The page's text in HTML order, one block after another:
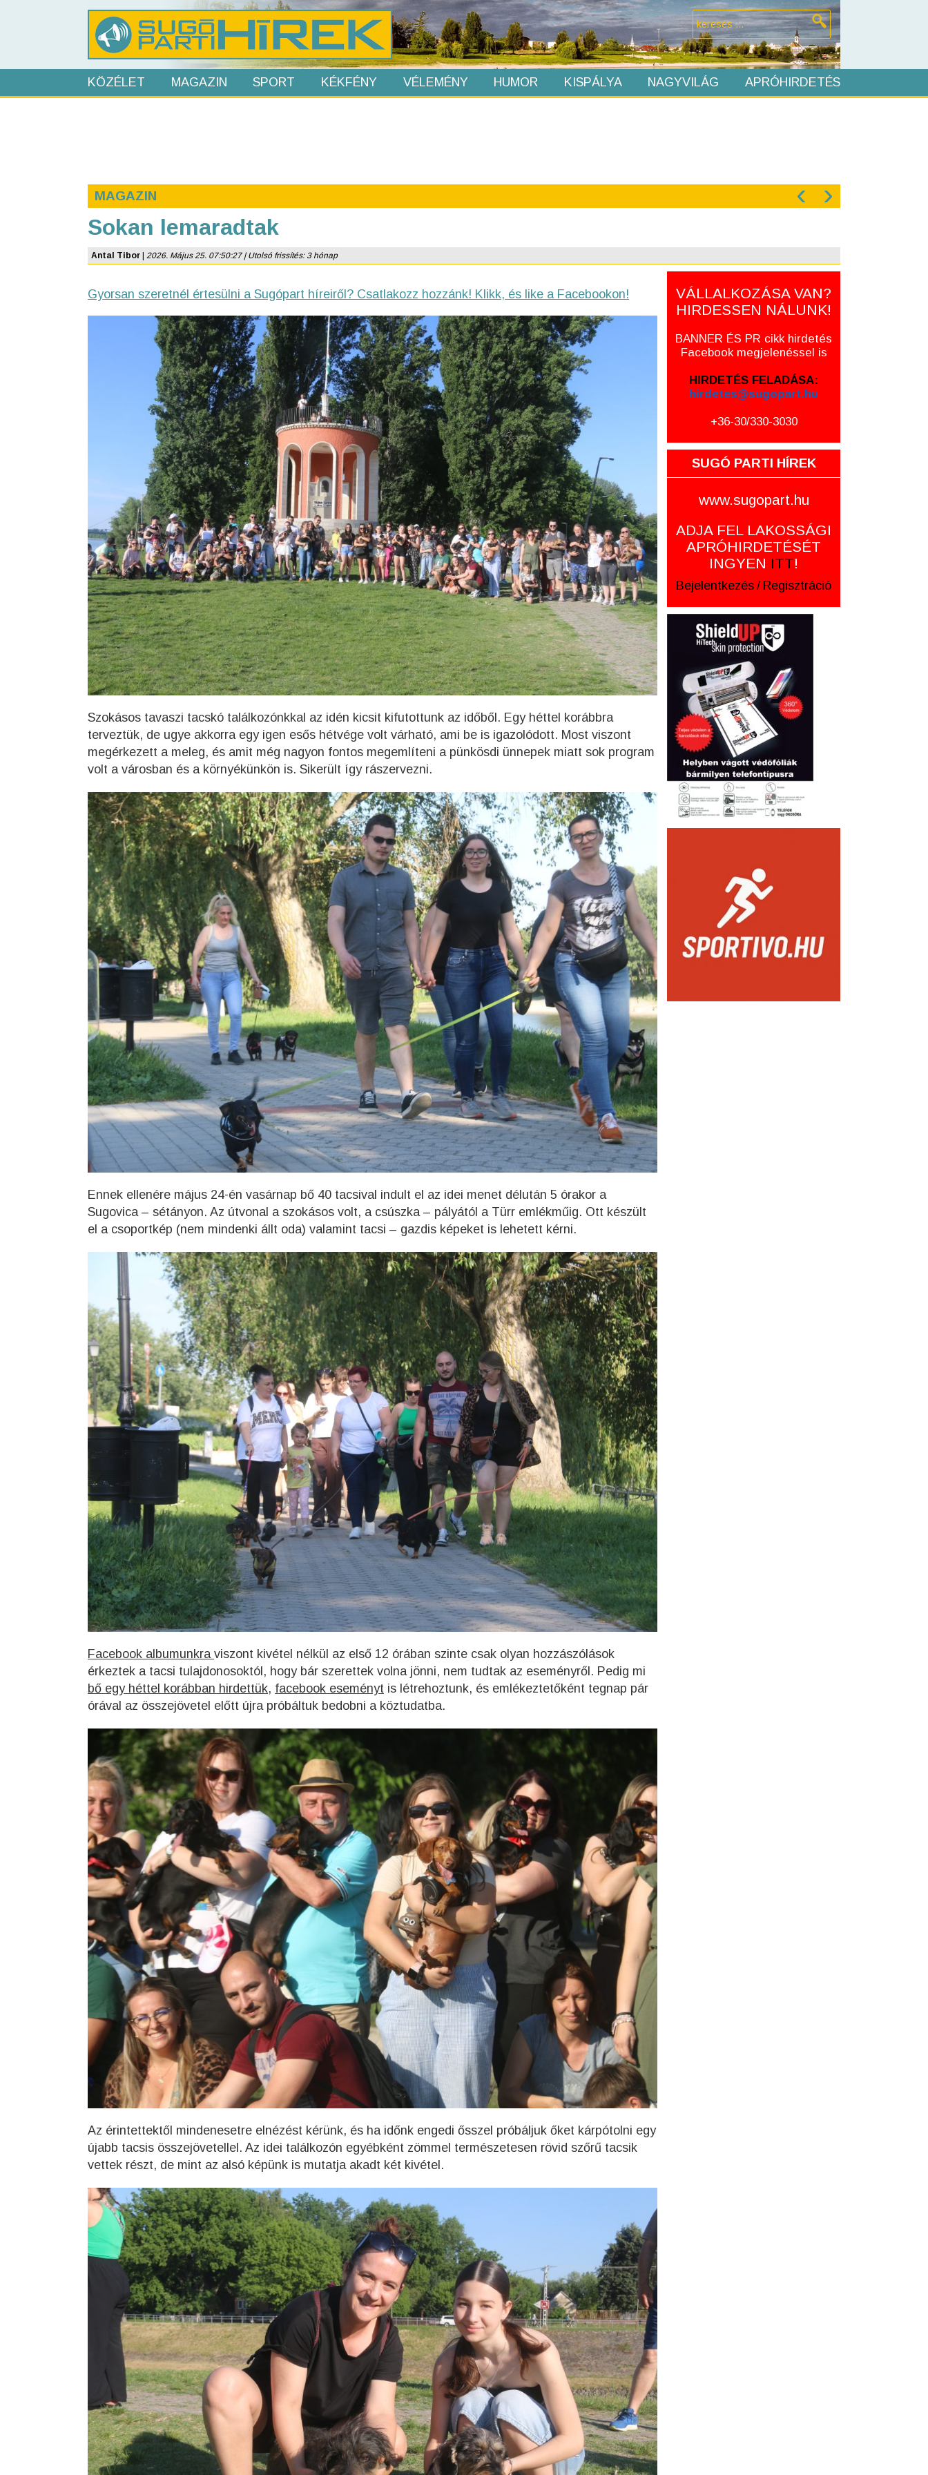
KÖZÉLET MAGAZIN SPORT KÉKFÉNY VÉLEMÉNY HUMOR KISPÁLYA NAGYVILÁG APRÓHIRDETÉS
MAGAZIN ‹ ›
Sokan lemaradtak
Antal Tibor 2026. Május 25. 07:50:27 | Utolsó frissítés: 3 hónap
Gyorsan szeretnél értesülni a Sugópart híreiről? Csatlakozz hozzánk! Klikk, és like a Facebookon!
Szokásos tavaszi tacskó találkozónkkal az idén kicsit kifutottunk az időből. Egy héttel korábbra
terveztük, de ugye akkorra egy igen esős hétvége volt várható, ami be is igazolódott. Most viszont
megérkezett a meleg, és amit még nagyon fontos megemlíteni a pünkösdi ünnepek miatt sok program
volt a városban és a környékünkön is. Sikerült így rászervezni.
Ennek ellenére május 24-én vasárnap bő 40 tacsival indult el az idei menet délután 5 órakor a
Sugovica – sétányon. Az útvonal a szokásos volt, a csúszka – pályától a Türr emlékműig. Ott készült
el a csoportkép (nem mindenki állt oda) valamint tacsi – gazdis képeket is lehetett kérni.
Facebook albumunkra viszont kivétel nélkül az első 12 órában szinte csak olyan hozzászólások
érkeztek a tacsi tulajdonosoktól, hogy bár szerettek volna jönni, nem tudtak az eseményről. Pedig mi
bő egy héttel korábban hirdettük, facebook eseményt is létrehoztunk, és emlékeztetőként tegnap pár
órával az összejövetel előtt újra próbáltuk bedobni a köztudatba.
Az érintettektől mindenesetre elnézést kérünk, és ha időnk engedi ősszel próbáljuk őket kárpótolni egy
újabb tacsis összejövetellel. Az idei találkozón egyébként zömmel természetesen rövid szőrű tacsik
vettek részt, de mint az alsó képünk is mutatja akadt két kivétel.
VÁLLALKOZÁSA VAN?
HIRDESSEN NÁLUNK!
BANNER ÉS PR cikk hirdetés
Facebook megjelenéssel is
HIRDETÉS FELADÁSA:
hirdetes@sugopart.hu
+36-30/330-3030
SUGÓ PARTI HÍREK
www.sugopart.hu
ADJA FEL LAKOSSÁGI
APRÓHIRDETÉSÉT
INGYEN ITT!
Bejelentkezés / Regisztráció